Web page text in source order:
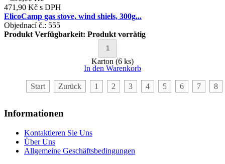
471,90 Kč s DPH
ElicoCamp gas stove, wind shiels, 300g...
Objednací č.: 555
Produkt Verfügbarkeit: Produkt vorrätig
Karton (6 ks)
In den Warenkorb
Start Zurück 1 2 3 4 5 6 7 8
Informationen
Kontaktieren Sie Uns
Über Uns
Allgemeine Geschäftsbedingungen